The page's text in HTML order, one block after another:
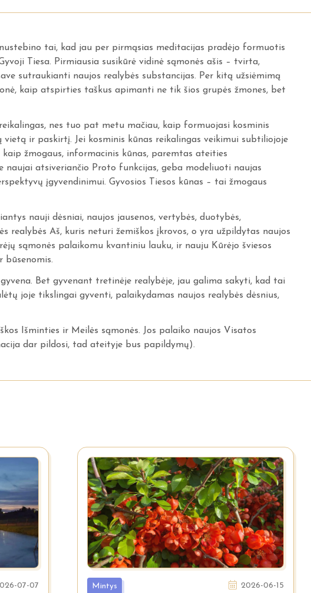
nustebino tai, kad jau per pirmąsias meditacijas pradėjo formuotis
Tiesa. Pirmiausia susikūrė vidinė sąmonės ašis – tvirta,
sutraukianti naujos realybės substancijas. Per kitą užsiėmimą
kaip atspirties taškus apimanti ne tik šios grupės žmones, bet
nes tuo pat metu mačiau, kaip formuojasi kosminis
ir paskirtį. Jei kosminis kūnas reikalingas veikimui subtiliojoje
kaip žmogaus, informacinis kūnas, paremtas ateities
naujai atsiveriančio Proto funkcijas, geba modeliuoti naujas
įgyvendinimui. Gyvosios Tiesos kūnas – tai žmogaus
nauji dėsniai, naujos jausenos, vertybės, duotybės,
realybės Aš, kuris neturi žemiškos įkrovos, o yra užpildytas naujos
sąmonės palaikomu kvantiniu lauku, ir nauju Kūrėjo šviesos
būsenomis.
Bet gyvenant tretinėje realybėje, jau galima sakyti, kad tai
joje tikslingai gyventi, palaikydamas naujos realybės dėsnius,
Išminties ir Meilės sąmonės. Jos palaiko naujos Visatos
dar pildosi, tad ateityje bus papildymų).
07-07 Mintys 2026-06-15